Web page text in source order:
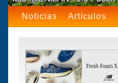
Noticias Artículos